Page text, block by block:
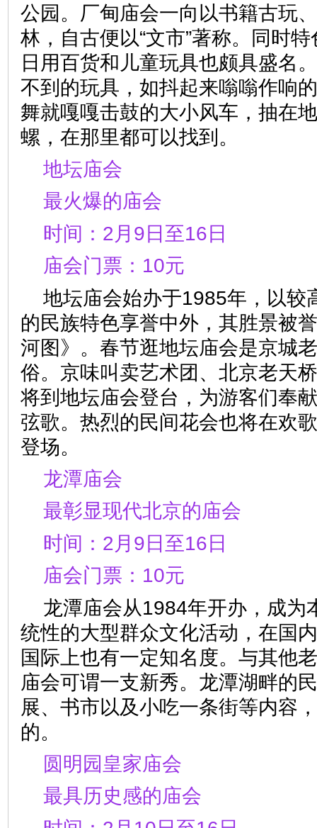
公园。厂甸庙会一向以书籍古玩
林，自古便以“文市”著称。同时
日用百货和儿童玩具也颇具盛名
不到的玩具，如抖起来嗡嗡作响
舞就嘎嘎击鼓的大小风车，抽在
螺，在那里都可以找到。
地坛庙会
最火爆的庙会
时间：2月9日至16日
庙会门票：10元
地坛庙会始办于1985年，以较
的民族特色享誉中外，其胜景被
河图》。春节逛地坛庙会是京城
俗。京味叫卖艺术团、北京老天
将到地坛庙会登台，为游客们奉
弦歌。热烈的民间花会也将在欢
登场。
龙潭庙会
最彰显现代北京的庙会
时间：2月9日至16日
庙会门票：10元
龙潭庙会从1984年开办，成为
统性的大型群众文化活动，在国
国际上也有一定知名度。与其他
庙会可谓一支新秀。龙潭湖畔的
展、书市以及小吃一条街等内容
的。
圆明园皇家庙会
最具历史感的庙会